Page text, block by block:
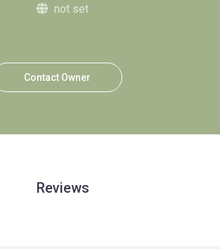
not set
Contact Owner
Reviews